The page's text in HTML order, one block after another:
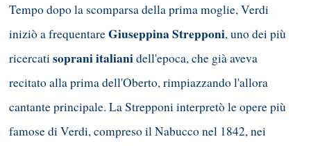
Tempo dopo la scomparsa della prima moglie, Verdi
iniziò a frequentareGiuseppina Strepponi, uno dei più
ricercatisoprani italianidell'epoca, che già aveva
recitato alla prima dell'Oberto, rimpiazzando l'allora
cantante principale. La Strepponi interpretò le opere più
famose di Verdi, compreso il Nabucco nel 1842, nei